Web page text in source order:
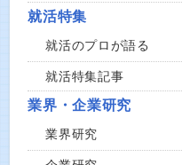
就活特集
就活のプロが語る
就活特集記事
業界・企業研究
業界研究